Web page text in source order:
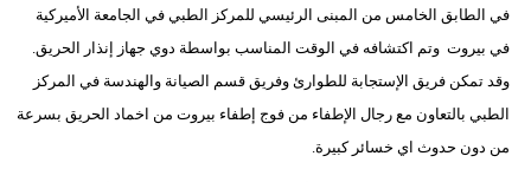
إسلامية
علوم
في الطابق الخامس من المبنى الرئيسي للمركز الطبي في الجامعة الأميركية
في بيروت وتم اكتشافه في الوقت المناسب بواسطة دوي جهاز إنذار الحريق.
وقد تمكن فريق الإستجابة للطوارئ وفريق قسم الصيانة والهندسة في المركز
الطبي بالتعاون مع رجال الإطفاء من فوج إطفاء بيروت من اخماد الحريق بسرعة
من دون حدوث اي خسائر كبيرة.